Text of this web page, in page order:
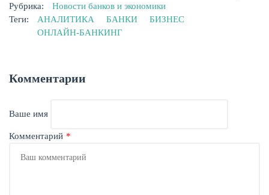
Рубрика:
Новости банков и экономики
Теги:
АНАЛИТИКА БАНКИ
БИЗНЕС
ОНЛАЙН-БАНКИНГ
Комментарии
Ваше имя
Комментарий